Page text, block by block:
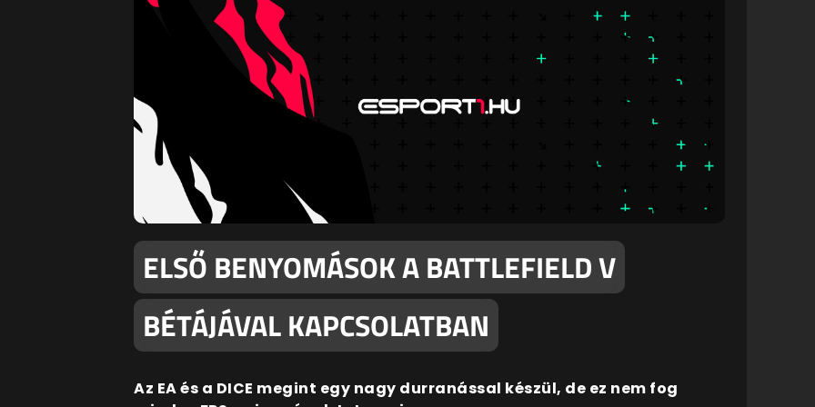
ELSŐ BENYOMÁSOK A BATTLEFIELD V
BÉTÁJÁVAL KAPCSOLATBAN
Az EA és a DICE megint egy nagy durranással készül, de ez nem fog